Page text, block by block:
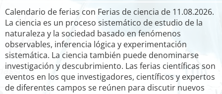
Calendario de ferias con Ferias de ciencia de 11.08.2026.
La ciencia es un proceso sistemático de estudio de la
naturaleza y la sociedad basado en fenómenos
observables, inferencia lógica y experimentación
sistemática. La ciencia también puede denominarse
investigación y descubrimiento. Las ferias científicas son
eventos en los que investigadores, científicos y expertos
de diferentes campos se reúnen para discutir nuevos